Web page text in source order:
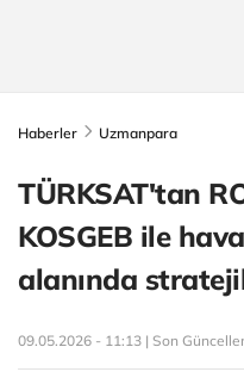
Haberler Uzmanpara
TÜRKSAT'tan
KOSGEB ile
alanında
09.05.2026 - 11:13 | Son